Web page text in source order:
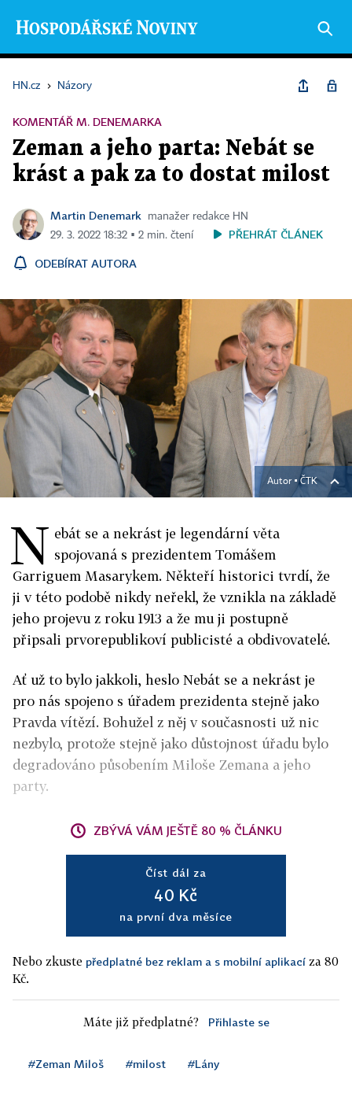
HN.cz › Názory
KOMENTÁŘ M. DENEMARKA
Zeman a jeho parta: Nebát se
krást a pak za to dostat milost
Martin Denemark
manažer redakce HN
29. 3. 2022 18:32 ▪ 2 min. čtení
PŘEHRÁT ČLÁNEK
ODEBÍRAT AUTORA
Autor ▪ČTK
N ebát se a nekrást je legendární věta
spojovaná s prezidentem Tomášem
Garriguem Masarykem. Někteří historici tvrdí, že
ji v této podobě nikdy neřekl, že vznikla na základě
jeho projevu z roku 1913 a že mu ji postupně
připsali prvorepublikoví publicisté a obdivovatelé.
Ať už to bylo jakkoli, heslo Nebát se a nekrást je
pro nás spojeno s úřadem prezidenta stejně jako
Pravda vítězí. Bohužel z něj v současnosti už nic
nezbylo, protože stejně jako důstojnost úřadu bylo
degradováno působením Miloše Zemana a jeho
party.
ZBÝVÁ VÁM JEŠTĚ 80 % ČLÁNKU
Číst dál za
40 Kč
na první dva měsíce
Nebo zkuste předplatné bez reklam a s mobilní aplikací za 80
Kč.
Máte již předplatné? Přihlaste se
#Zeman Miloš #milost #Lány